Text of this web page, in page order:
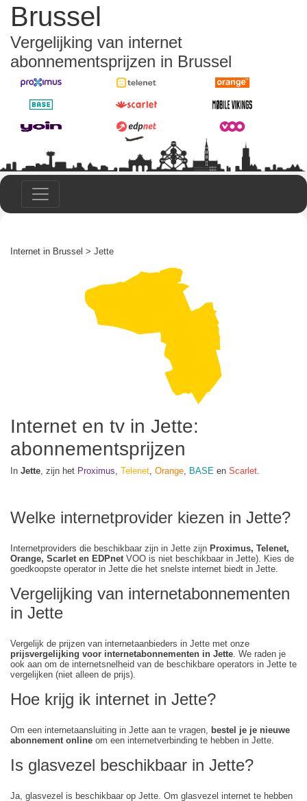
Brussel
Vergelijking van internet
abonnementsprijzen in Brussel
Internet in Brussel > Jette
Internet en tv in Jette:
abonnementsprijzen
In Jette , zijn het Proximus Telenet Orange BASE en Scarlet
Welke internetprovider kiezen in Jette?
Internetproviders die beschikbaar zijn in Jette zijn Proximus, Telenet,
Orange, Scarlet en EDPnet VOO is niet beschikbaar in Jette). Kies de
goedkoopste operator in Jette die het snelste internet biedt in Jette.
Vergelijking van internetabonnementen
in Jette
Vergelijk de prijzen van internetaanbieders in Jette met onze
prijsvergelijking voor internetabonnementen in Jette . We raden je
ook aan om de internetsnelheid van de beschikbare operators in Jette te
vergelijken (niet alleen de prijs).
Hoe krijg ik internet in Jette?
Om een internetaansluiting in Jette aan te vragen,
bestel je je nieuwe
abonnement online om een internetverbinding te hebben in Jette.
Is glasvezel beschikbaar in Jette?
Ja, glasvezel is beschikbaar op Jette. Om glasvezel internet te hebben